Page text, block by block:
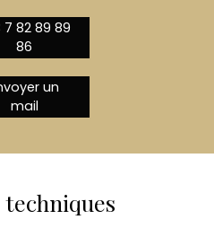
7 82 89 89
86
un
mail